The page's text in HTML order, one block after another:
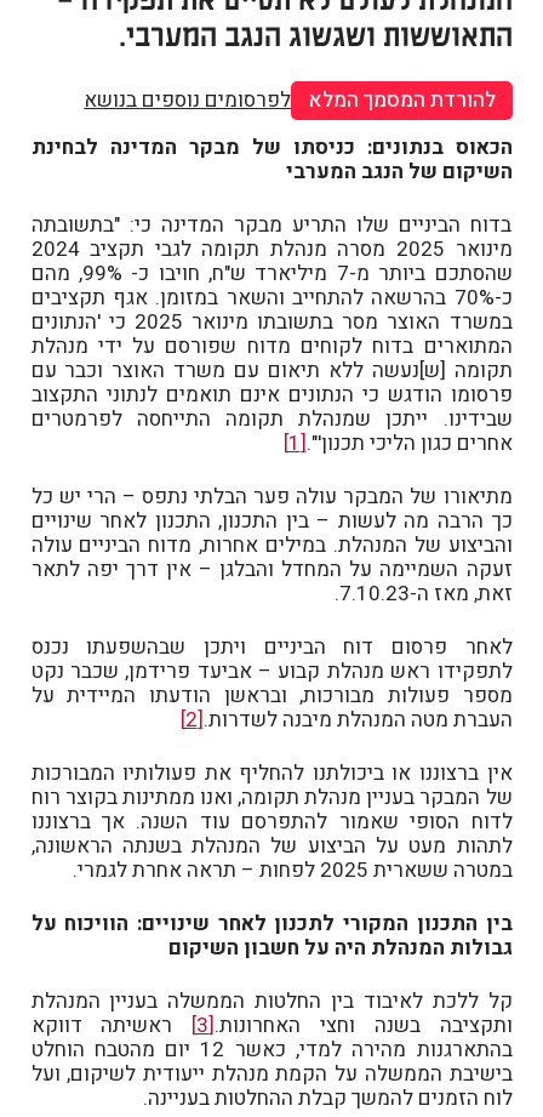
התאוששות ושגשוג הנגב המערבי.
להורדת המסמך המלא
לפרסומים נוספים בנושא
הכאוס בנתונים: כניסתו של מבקר המדינה לבחינת
השיקום של הנגב המערבי
בדוח הביניים שלו התריע מבקר המדינה כי: "בתשובתה
מינואר 2025 מסרה מנהלת תקומה לגבי תקציב 2024
שהסתכם ביותר מ-7 מיליארד ש"ח, חויבו כ- 99%, מהם
כ-70% בהרשאה להתחייב והשאר במזומן. אגף תקציבים
במשרד האוצר מסר בתשובתו מינואר 2025 כי 'הנתונים
המתוארים בדוח לקוחים מדוח שפורסם על ידי מנהלת
תקומה [ש]נעשה ללא תיאום עם משרד האוצר וכבר עם
פרסומו הודגש כי הנתונים אינם תואמים לנתוני התקצוב
שבידינו. ייתכן שמנהלת תקומה התייחסה לפרמטרים
אחרים כגון הליכי תכנון'".[1]
מתיאורו של המבקר עולה פער הבלתי נתפס – הרי יש כל
כך הרבה מה לעשות – בין התכנון, התכנון לאחר שינויים
והביצוע של המנהלת. במילים אחרות, מדוח הביניים עולה
זעקה השמיימה על המחדל והבלגן – אין דרך יפה לתאר
זאת, מאז ה-7.10.23.
לאחר פרסום דוח הביניים ויתכן שבהשפעתו נכנס
לתפקידו ראש מנהלת קבוע – אביעד פרידמן, שכבר נקט
מספר פעולות מבורכות, ובראשן הודעתו המיידית על
העברת מטה המנהלת מיבנה לשדרות.[2]
אין ברצוננו או ביכולתנו להחליף את פעולותיו המבורכות
של המבקר בעניין מנהלת תקומה, ואנו ממתינות בקוצר רוח
לדוח הסופי שאמור להתפרסם עוד השנה. אך ברצוננו
לתהות מעט על הביצוע של המנהלת בשנתה הראשונה,
במטרה ששארית 2025 לפחות – תראה אחרת לגמרי.
בין התכנון המקורי לתכנון לאחר שינויים: הוויכוח על
גבולות המנהלת היה על חשבון השיקום
קל ללכת לאיבוד בין החלטות הממשלה בעניין המנהלת
ותקציבה בשנה וחצי האחרונות.[3]
ראשיתה דווקא
בהתארגנות מהירה למדי, כאשר 12 יום מהטבח הוחלט
בישיבת הממשלה על הקמת מנהלת ייעודית לשיקום, ועל
לוח הזמנים להמשך קבלת ההחלטות בעניינה.